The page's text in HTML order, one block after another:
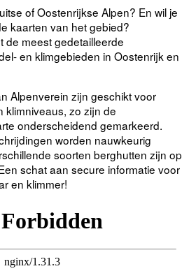
of Oostenrijkse Alpen? En wil je
kaarten van het gebied?
de meest gedetailleerde
en klimgebieden in Oostenrijk en
Alpenverein zijn geschikt voor
klimniveaus, zo zijn de
onderscheidend gemarkeerd.
worden nauwkeurig
soorten berghutten zijn op
schat aan secure informatie voor
en klimmer!